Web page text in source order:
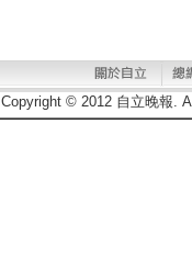
Copyright © 2012 自立晚報.